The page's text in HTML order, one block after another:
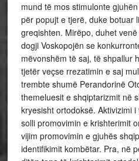
mund të mos stimulonte
për popujt e tjerë, duke botuar
greqishten. Mirëpo, duhet
dogji Voskopojën se
mëvonshëm të saj, të shpallur
tjetër veçse rrezatimin e saj
trembte shumë Perandorinë
themeluesit e shqiptarizmit në
kryesisht ortodoksë. Aktivizimi
solli promovimin e krishterimit
vijim promovimin e gjuhës
identifikimit kombëtar. Pra, në